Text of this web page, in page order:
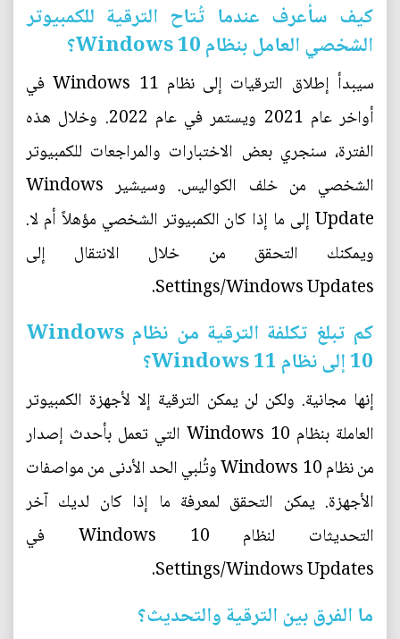
كيف سأعرف عندما تُتاح الترقية للكمبيوتر
الشخصي العامل بنظام Windows 10؟
سيبدأ إطلاق الترقيات إلى نظام Windows 11 في
أواخر عام 2021 ويستمر في عام 2022. وخلال هذه
الفترة، سنجري بعض الاختبارات والمراجعات للكمبيوتر
الشخصي من خلف الكواليس. وسيشير Windows
Update إلى ما إذا كان الكمبيوتر الشخصي مؤهلاً أم لا.
ويمكنك التحقق من خلال الانتقال إلى
Settings/Windows Updates.
كم تبلغ تكلفة الترقية من نظام Windows
10 إلى نظام Windows 11؟
إنها مجانية. ولكن لن يمكن الترقية إلا لأجهزة الكمبيوتر
العاملة بنظام Windows 10 التي تعمل بأحدث إصدار
من نظام Windows 10 وتُلبي الحد الأدنى من مواصفات
الأجهزة. يمكن التحقق لمعرفة ما إذا كان لديك آخر
التحديثات لنظام Windows 10 في
Settings/Windows Updates.
ما الفرق بين الترقية والتحديث؟